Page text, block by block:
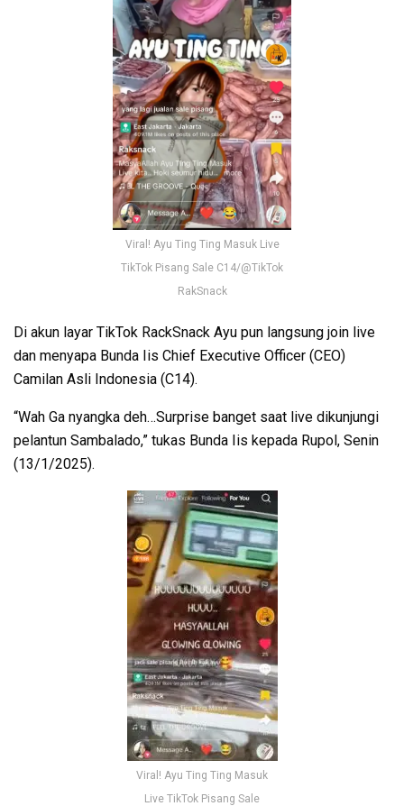
Viral! Ayu Ting Ting Masuk Live
TikTok Pisang Sale C14/@TikTok
RakSnack
Di akun layar TikTok RackSnack Ayu pun langsung join live
dan menyapa Bunda Iis Chief Executive Officer (CEO)
Camilan Asli Indonesia (C14).
“Wah Ga nyangka deh…Surprise banget saat live dikunjungi
pelantun Sambalado,” tukas Bunda Iis kepada Rupol, Senin
(13/1/2025).
Viral! Ayu Ting Ting Masuk
Live TikTok Pisang Sale